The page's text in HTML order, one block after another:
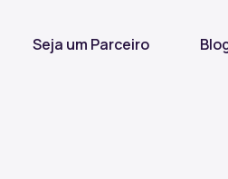
Seja um Parceiro